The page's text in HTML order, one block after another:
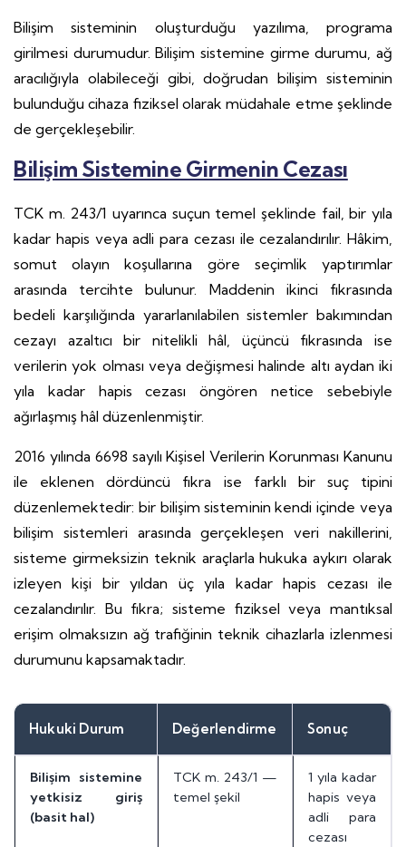
Bilişim sisteminin oluşturduğu yazılıma, programa
girilmesi durumudur. Bilişim sistemine girme durumu, ağ
aracılığıyla olabileceği gibi, doğrudan bilişim sisteminin
bulunduğu cihaza fiziksel olarak müdahale etme şeklinde
de gerçekleşebilir.
Bilişim Sistemine Girmenin Cezası
TCK m. 243/1 uyarınca suçun temel şeklinde fail, bir yıla
kadar hapis veya adli para cezası ile cezalandırılır. Hâkim,
somut olayın koşullarına göre seçimlik yaptırımlar
arasında tercihte bulunur. Maddenin ikinci fıkrasında
bedeli karşılığında yararlanılabilen sistemler bakımından
cezayı azaltıcı bir nitelikli hâl, üçüncü fıkrasında ise
verilerin yok olması veya değişmesi halinde altı aydan iki
yıla kadar hapis cezası öngören netice sebebiyle
ağırlaşmış hâl düzenlenmiştir.
2016 yılında 6698 sayılı Kişisel Verilerin Korunması Kanunu
ile eklenen dördüncü fıkra ise farklı bir suç tipini
düzenlemektedir: bir bilişim sisteminin kendi içinde veya
bilişim sistemleri arasında gerçekleşen veri nakillerini,
sisteme girmeksizin teknik araçlarla hukuka aykırı olarak
izleyen kişi bir yıldan üç yıla kadar hapis cezası ile
cezalandırılır. Bu fıkra; sisteme fiziksel veya mantıksal
erişim olmaksızın ağ trafiğinin teknik cihazlarla izlenmesi
durumunu kapsamaktadır.
Hukuki Durum Değerlendirme Sonuç
Bilişim sistemine
yetkisiz giriş
(basit hal)
TCK m. 243/1 —
temel şekil
1 yıla kadar
hapis veya
adli para
cezası